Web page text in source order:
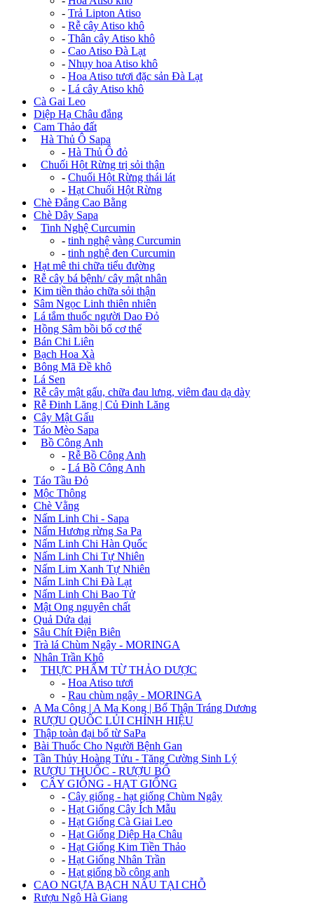
- Trả Lipton Atiso
- Rễ cây Atiso khô
- Thân cây Atiso khô
- Cao Atiso Đà Lạt
- Nhụy hoa Atiso khô
- Hoa Atiso tươi đặc sản Đà Lạt
- Lá cây Atiso khô
Cà Gai Leo
Diệp Hạ Châu đắng
Cam Thảo đất
Hà Thủ Ô Sapa
- Hà Thủ Ô đỏ
Chuối Hột Rừng trị sỏi thận
- Chuối Hột Rừng thái lát
- Hạt Chuối Hột Rừng
Chè Đắng Cao Bằng
Chè Dây Sapa
Tinh Nghệ Curcumin
- tinh nghệ vàng Curcumin
- tinh nghệ đen Curcumin
Hạt mê thi chữa tiểu đường
Rễ cây bá bệnh/ cây mật nhân
Kim tiền thảo chữa sỏi thận
Sâm Ngọc Linh thiên nhiên
Lá tắm thuốc người Dao Đỏ
Hồng Sâm bồi bổ cơ thể
Bán Chi Liên
Bạch Hoa Xà
Bông Mã Đề khô
Lá Sen
Rễ cây mật gấu, chữa đau lưng, viêm đau dạ dày
Rễ Đinh Lăng | Củ Đinh Lăng
Cây Mật Gấu
Táo Mèo Sapa
Bồ Công Anh
- Rễ Bồ Công Anh
- Lá Bồ Công Anh
Táo Tầu Đỏ
Mộc Thông
Chè Vằng
Nấm Linh Chi - Sapa
Nấm Hương rừng Sa Pa
Nấm Linh Chi Hàn Quốc
Nấm Linh Chi Tự Nhiên
Nấm Lim Xanh Tự Nhiên
Nấm Linh Chi Đà Lạt
Nấm Linh Chi Bao Tử
Mật Ong nguyên chất
Quả Dứa dại
Sâu Chít Điện Biên
Trà lá Chùm Ngây - MORINGA
Nhân Trần Khô
THỰC PHẨM TỪ THẢO DƯỢC
- Hoa Atiso tươi
- Rau chùm ngây - MORINGA
A Ma Công | A Ma Kong | Bổ Thận Tráng Dương
RƯỢU QUỐC LỦI CHÍNH HIỆU
Thập toàn đại bổ từ SaPa
Bài Thuốc Cho Người Bệnh Gan
Tần Thủy Hoàng Tửu - Tăng Cường Sinh Lý
RƯỢU THUỐC - RƯỢU BỔ
CÂY GIỐNG - HẠT GIỐNG
- Cây giống - hạt giống Chùm Ngây
- Hạt Giống Cây Ích Mẫu
- Hạt Giống Cà Giai Leo
- Hạt Giống Diệp Hạ Châu
- Hạt Giống Kim Tiền Thảo
- Hạt Giống Nhân Trần
- Hạt giống bồ công anh
CAO NGỰA BẠCH NẤU TẠI CHỖ
Rượu Ngô Hà Giang